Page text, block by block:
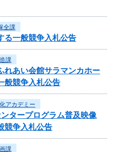
全課
る一般競争入札公告
課
れあい会館サラマンカホー
般競争入札公告
アカデミー
タープログラム普及映像
競争入札公告
課